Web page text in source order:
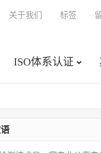
ISO体系认证
关于我们 标签